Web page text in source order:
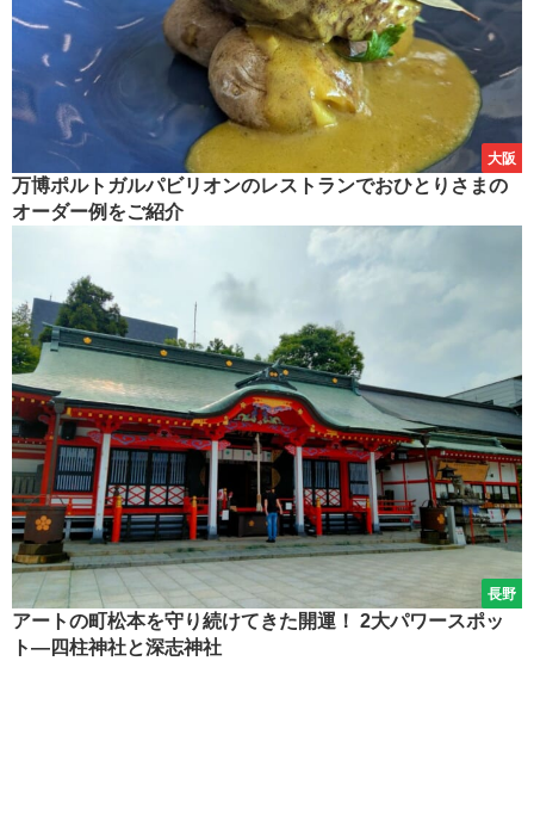
大阪
万博ポルトガルパビリオンのレストランでおひとりさまの
オーダー例をご紹介
長野
アートの町松本を守り続けてきた開運！ 2大パワースポッ
ト―四柱神社と深志神社